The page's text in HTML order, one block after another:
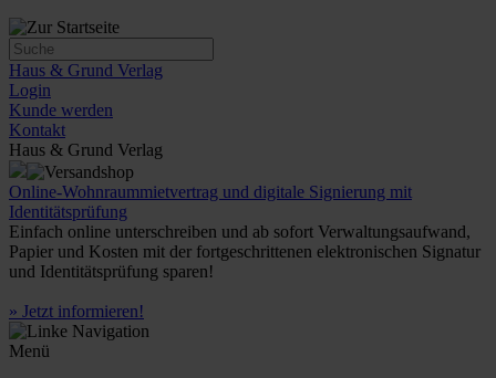
Haus & Grund Verlag
Login
Kunde werden
Kontakt
Haus & Grund Verlag
Online-Wohnraummietvertrag und digitale Signierung mit
Identitätsprüfung
Einfach online unterschreiben und ab sofort Verwaltungsaufwand,
Papier und Kosten mit der fortgeschrittenen elektronischen Signatur
und Identitätsprüfung sparen!
» Jetzt informieren!
Menü